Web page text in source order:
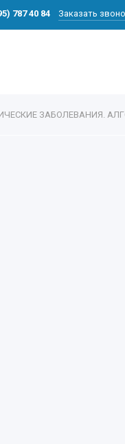
787 40 84 Заказать
ЗАБОЛЕВАНИЯ.